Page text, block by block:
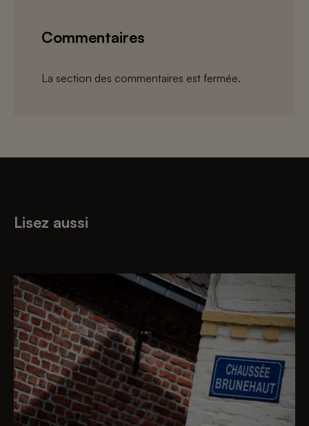
Commentaires
La section des commentaires est fermée.
Lisez aussi